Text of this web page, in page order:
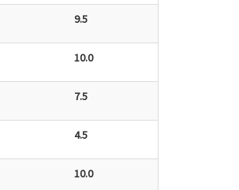
9.5
10.0
7.5
4.5
10.0